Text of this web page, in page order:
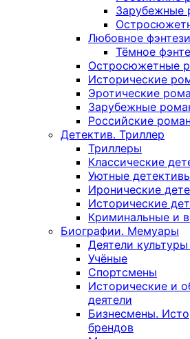
Зарубежные
Любовное фэнтези
Тёмное
Остросюжетные
Исторические
Эротические
Зарубежные
Российские
Детектив. Триллер
Триллеры
Классические
Уютные
Иронические
Исторические
Криминальные и
Биографии. Мемуары
Деятели
Учёные
Спортсмены
Исторические и
деятели
Бизнесмены.
брендов